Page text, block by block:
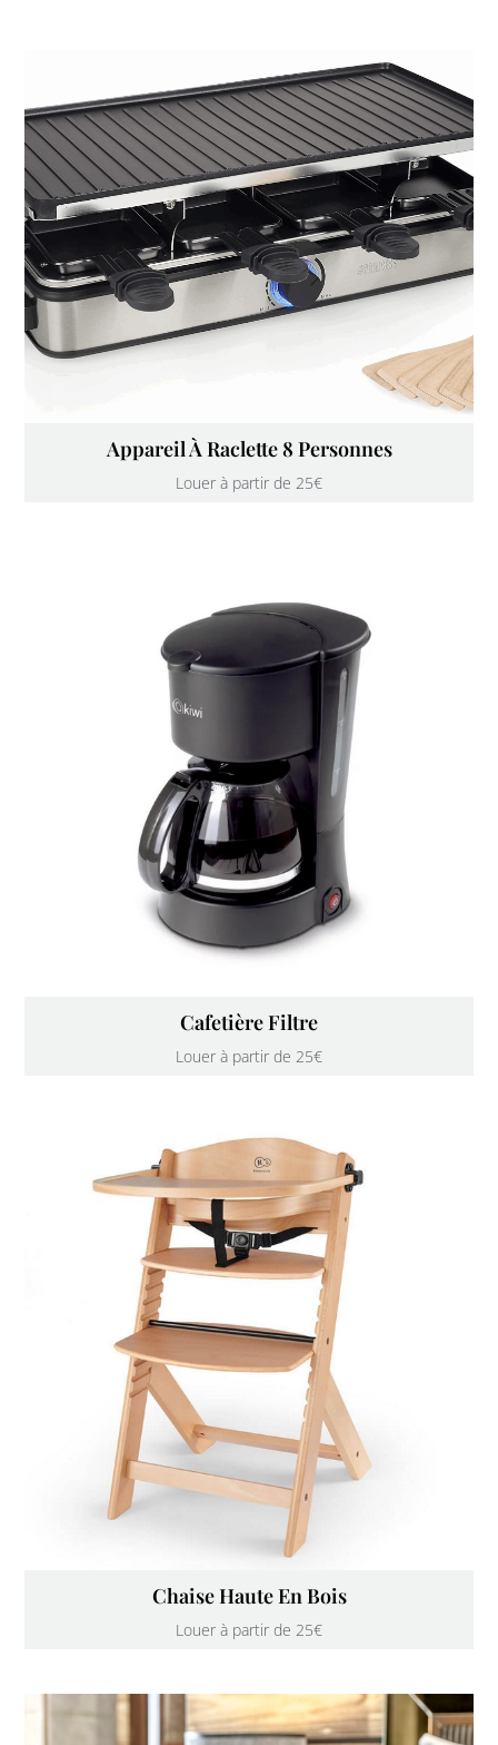
Appareil À Raclette 8 Personnes
Louer à partir de 25€
Cafetière Filtre
Louer à partir de 25€
Chaise Haute En Bois
Louer à partir de 25€